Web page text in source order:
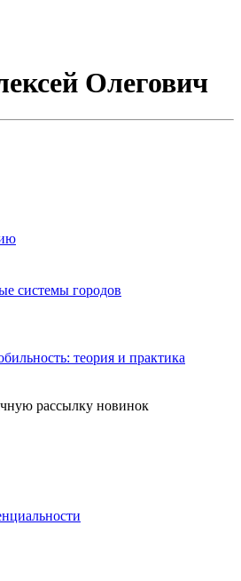
Олегович
системы городов
теория и практика
рассылку новинок